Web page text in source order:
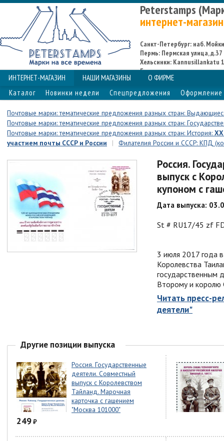
Peterstamps
интернет-магазин
Санкт-Петербург: наб.
Пермь: Пермская улица, д.37
Хельсинки: Kannusillankatu
Espoo
ИНТЕРНЕТ-МАГАЗИН НАШИ МАГАЗИНЫ
О ФИРМЕ
Каталог
Новинки недели Спецпредложения Оформление
Почтовые марки: тематические предложения разных стран:
Почтовые марки: тематические предложения разных стран:
Почтовые марки: тематические предложения разных стран: История:
участием почты СССР и России
| Филателия России и СССР: КПД
Россия.
выпуск с
купоном с
Дата выпуска:
St # RU17/45 zf
3 июля 2017 года
Королевства
государственным
Второму и королю
Читать пресс-
деятели"
Другие позиции выпуска
Россия. Государственные
деятели. Совместный
выпуск с Королевством
Тайланд. Марочная
карточка с гашением
"Москва 101000"
249₽